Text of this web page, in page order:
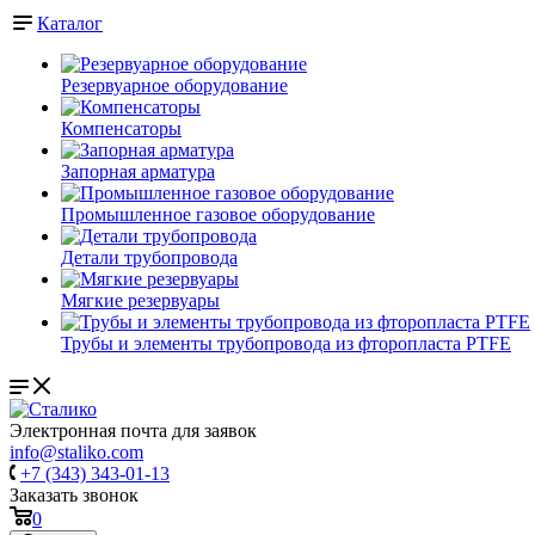
Каталог
Резервуарное оборудование
Компенсаторы
Запорная арматура
Промышленное газовое оборудование
Детали трубопровода
Мягкие резервуары
Трубы и элементы трубопровода из фторопласта PTFE
Электронная почта для заявок
info@staliko.com
+7 (343) 343-01-13
Заказать звонок
0